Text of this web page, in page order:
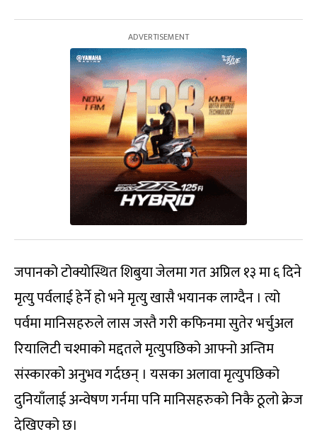
जपानको टोक्योस्थित शिबुया जेलमा गत अप्रिल १३ मा ६ दिने
मृत्यु पर्वलाई हेर्ने हो भने मृत्यु खासै भयानक लाग्दैन । त्यो
पर्वमा मानिसहरुले लास जस्तै गरी कफिनमा सुतेर भर्चुअल
रियालिटी चश्माको मद्दतले मृत्युपछिको आफ्नो अन्तिम
संस्कारको अनुभव गर्दछन् । यसका अलावा मृत्युपछिको
दुनियाँलाई अन्वेषण गर्नमा पनि मानिसहरुको निकै ठूलो क्रेज
देखिएको छ।